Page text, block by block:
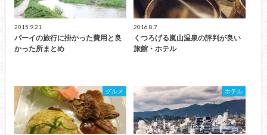
2015.9.21
パーイの旅行に掛かった費用と良
かった所まとめ
2016.8.7
くつろげる嵐山温泉の評判が良い
旅館・ホテル
グルメ ホテル